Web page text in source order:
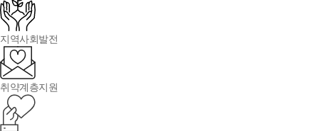
지역사회발전
취약계층지원